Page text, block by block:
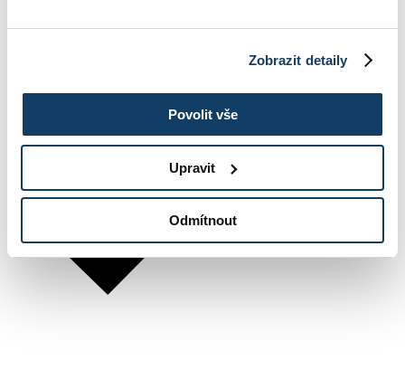
Zobrazit detaily
Povolit vše
Upravit
Odmítnout